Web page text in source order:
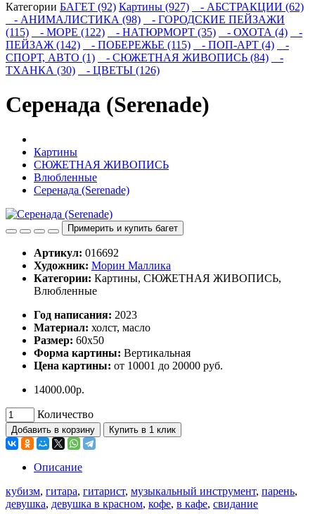
Категории БАГЕТ (92) Картины (927)
- АБСТРАКЦИИ (62)
- АНИМАЛИСТИКА (98)
- ГОРОДСКИЕ ПЕЙЗАЖИ
(115)
- МОРЕ (122) - НАТЮРМОРТ (35) - ОХОТА (4)
-
ПЕЙЗАЖ (142)
- ПОБЕРЕЖЬЕ (115) - ПОП-АРТ (4)
-
СПОРТ, АВТО (1)
- СЮЖЕТНАЯ ЖИВОПИСЬ (84)
-
ТХАНКА (30)
- ЦВЕТЫ (126)
Серенада (Serenade)
Картины
СЮЖЕТНАЯ ЖИВОПИСЬ
Влюбленные
Серенада (Serenade)
Примерить и купить багет
Артикул: 016692
Художник: Морин Маллика
Категории: Картины, СЮЖЕТНАЯ ЖИВОПИСЬ,
Влюбленные
Год написания: 2023
Материал: холст, масло
Размер: 60х50
Форма картины: Вертикальная
Цена картины: от 10001 до 20000 руб.
14000.00р.
Количество
Добавить в корзину Купить в 1 клик
Описание
кубизм, гитара, гитарист, музыкальный инструмент, парень,
девушка, девушка в красном, кофе, в кафе, свидание